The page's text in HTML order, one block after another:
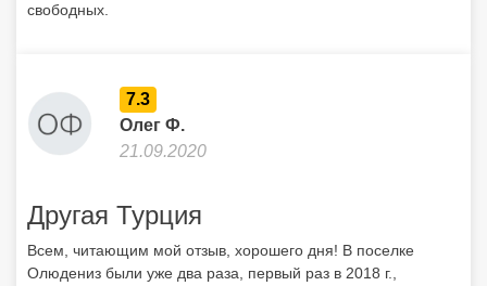
свободных.
7.3
Олег Ф.
21.09.2020
Другая Турция
Всем, читающим мой отзыв, хорошего дня! В поселке
Олюдениз были уже два раза, первый раз в 2018 г.,